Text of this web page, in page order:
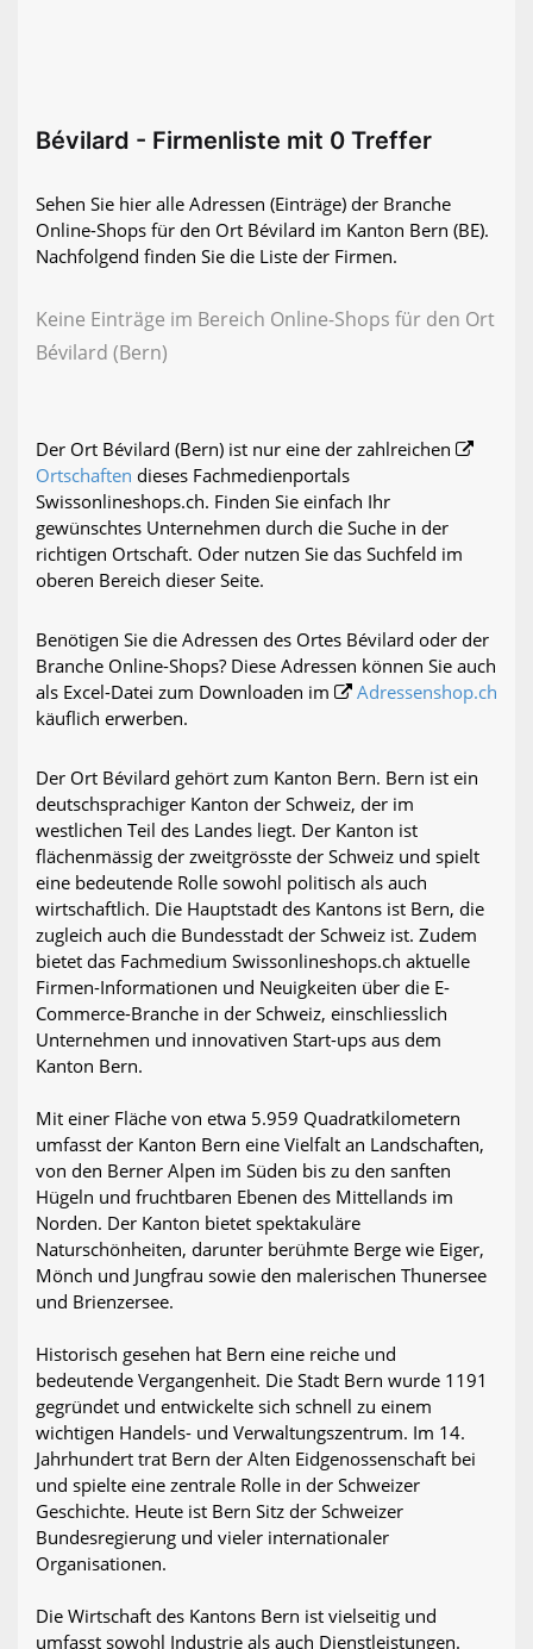
Bévilard - Firmenliste mit 0 Treffer
Sehen Sie hier alle Adressen (Einträge) der Branche
Online-Shops für den Ort Bévilard im Kanton Bern (BE).
Nachfolgend finden Sie die Liste der Firmen.
Keine Einträge im Bereich Online-Shops für den Ort
Bévilard (Bern)
Der Ort Bévilard (Bern) ist nur eine der zahlreichen
Ortschaften dieses Fachmedienportals
Swissonlineshops.ch. Finden Sie einfach Ihr
gewünschtes Unternehmen durch die Suche in der
richtigen Ortschaft. Oder nutzen Sie das Suchfeld im
oberen Bereich dieser Seite.
Benötigen Sie die Adressen des Ortes Bévilard oder der
Branche Online-Shops? Diese Adressen können Sie auch
als Excel-Datei zum Downloaden im
Adressenshop.ch
käuflich erwerben.
Der Ort Bévilard gehört zum Kanton Bern. Bern ist ein
deutschsprachiger Kanton der Schweiz, der im
westlichen Teil des Landes liegt. Der Kanton ist
flächenmässig der zweitgrösste der Schweiz und spielt
eine bedeutende Rolle sowohl politisch als auch
wirtschaftlich. Die Hauptstadt des Kantons ist Bern, die
zugleich auch die Bundesstadt der Schweiz ist. Zudem
bietet das Fachmedium Swissonlineshops.ch aktuelle
Firmen-Informationen und Neuigkeiten über die E-
Commerce-Branche in der Schweiz, einschliesslich
Unternehmen und innovativen Start-ups aus dem
Kanton Bern.
Mit einer Fläche von etwa 5.959 Quadratkilometern
umfasst der Kanton Bern eine Vielfalt an Landschaften,
von den Berner Alpen im Süden bis zu den sanften
Hügeln und fruchtbaren Ebenen des Mittellands im
Norden. Der Kanton bietet spektakuläre
Naturschönheiten, darunter berühmte Berge wie Eiger,
Mönch und Jungfrau sowie den malerischen Thunersee
und Brienzersee.
Historisch gesehen hat Bern eine reiche und
bedeutende Vergangenheit. Die Stadt Bern wurde 1191
gegründet und entwickelte sich schnell zu einem
wichtigen Handels- und Verwaltungszentrum. Im 14.
Jahrhundert trat Bern der Alten Eidgenossenschaft bei
und spielte eine zentrale Rolle in der Schweizer
Geschichte. Heute ist Bern Sitz der Schweizer
Bundesregierung und vieler internationaler
Organisationen.
Die Wirtschaft des Kantons Bern ist vielseitig und
umfasst sowohl Industrie als auch Dienstleistungen.